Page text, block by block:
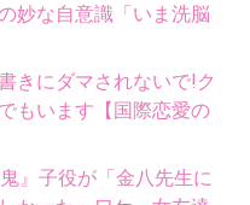
妙な自意識「いま洗脳
きにダマされないで!ク
もいます【国際恋愛の
』子役が「金八先生に